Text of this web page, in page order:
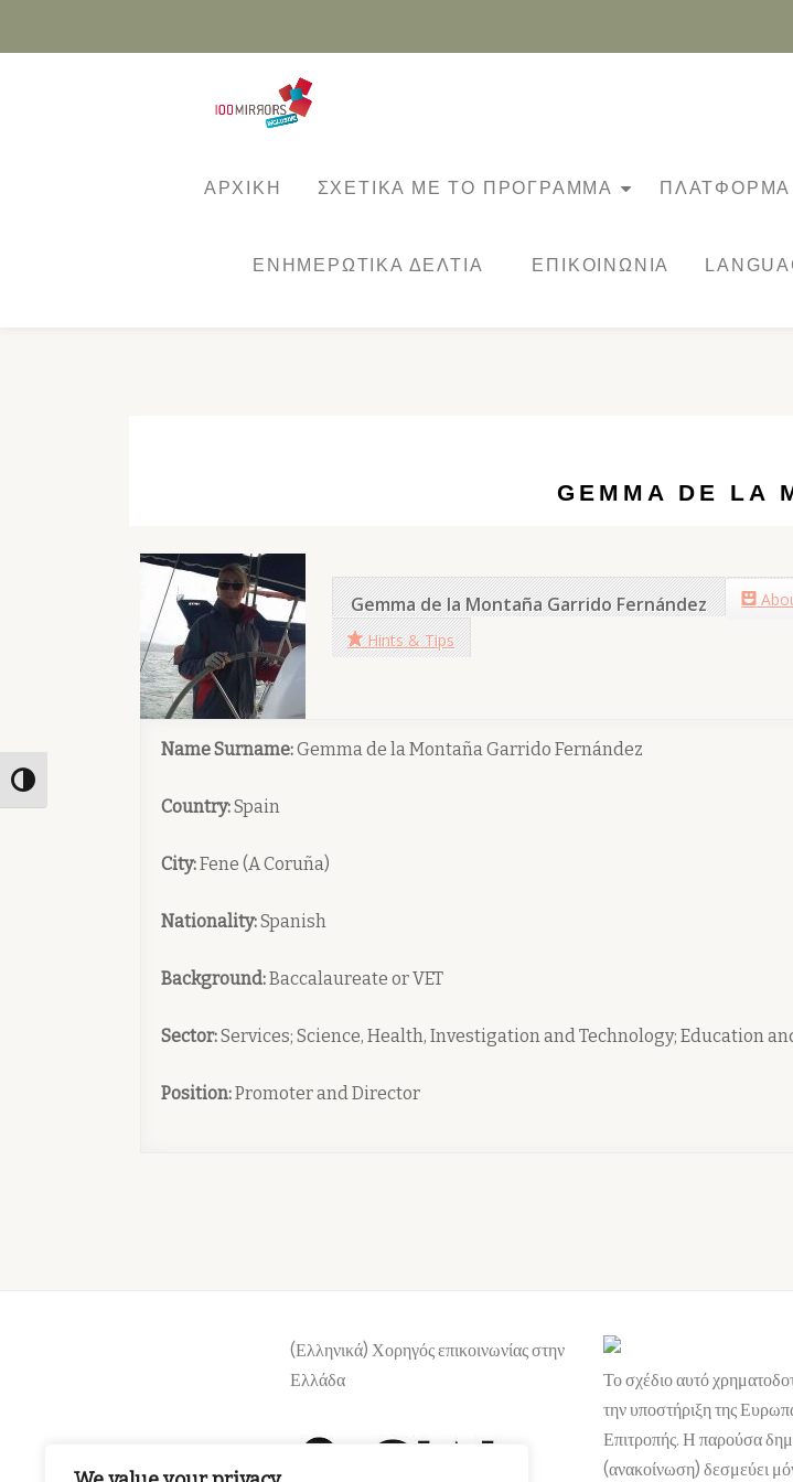
Toggle High Contrast
Skip
ΑΡΧΙΚΗ ΣΧΕΤΙΚΑ ΜΕ ΤΟ ΠΡΟΓΡΑΜΜΑ ΠΛΑΤΦΌΡΜΑ
ΕΝΗΜΕΡΩΤΙΚΆ ΔΕΛΤΊΑ ΕΠΙΚΟΙΝΩΝΙΑ
GEMMA DE LA
Gemma de la Montaña Garrido Fernández
Hints & Tips
Name Surname:Gemma de la Montaña Garrido Fernández
Country:Spain
City:Fene (A Coruña)
Nationality:Spanish
Background:Baccalaureate or VET
Sector:Services; Science, Health, Investigation and Technology; Education
Position:Promoter and Director
(Ελληνικά) Χορηγός επικοινωνίας στην
Ελλάδα
Το σχέδιο αυτό
την υποστήριξη της
Επιτροπής. Η παρούσα
(ανακοίνωση) δεσμεύει